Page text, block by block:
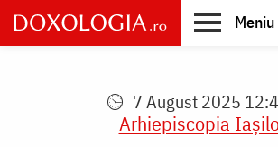
Skip
to
main
Meniu
7 August 2025
Arhiepiscopia